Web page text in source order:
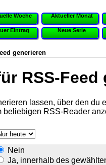
Woche Aktueller Monat
Eintrag Neue Serie
generieren
RSS-Feed
lassen, über den du
beliebigen RSS-Reader
Nein
Ja, innerhalb des